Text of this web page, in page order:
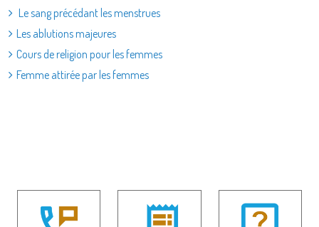
Le sang précédant les menstrues
Les ablutions majeures
Cours de religion pour les femmes
Femme attirée par les femmes